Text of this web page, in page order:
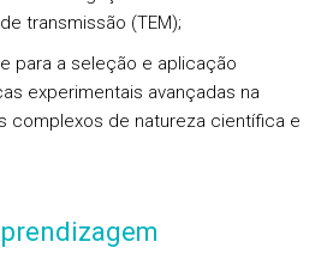
transmissão (TEM);
para a seleção e aplicação
experimentais avançadas na
complexos de natureza científica e